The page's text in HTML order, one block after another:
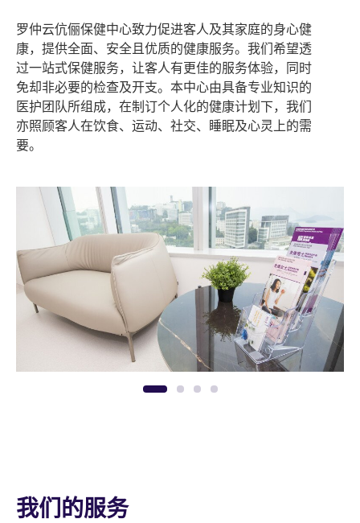
罗仲云伉俪保健中心致力促进客人及其家庭的身心健
康，提供全面、安全且优质的健康服务。我们希望透
过一站式保健服务，让客人有更佳的服务体验，同时
免却非必要的检查及开支。本中心由具备专业知识的
医护团队所组成，在制订个人化的健康计划下，我们
亦照顾客人在饮食、运动、社交、睡眠及心灵上的需
要。
1 2 3 4
我们的服务